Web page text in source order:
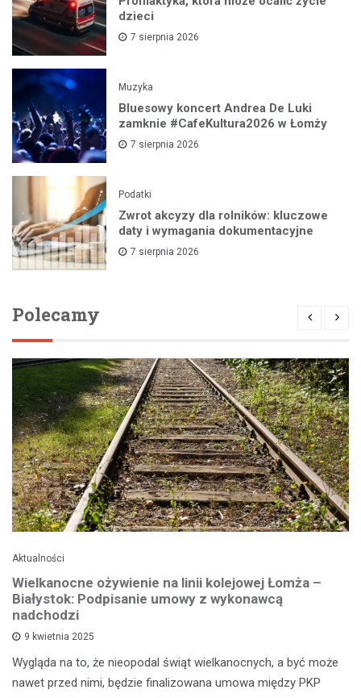
dzieci
7 sierpnia 2026
Muzyka
Bluesowy koncert Andrea De Luki
zamknie #CafeKultura2026 w Łomży
7 sierpnia 2026
Podatki
Zwrot akcyzy dla rolników: kluczowe
daty i wymagania dokumentacyjne
7 sierpnia 2026
Polecamy
Aktualności
Wielkanocne ożywienie na linii kolejowej Łomża –
Białystok: Podpisanie umowy z wykonawcą
nadchodzi
9 kwietnia 2025
Wygląda na to, że nieopodal świąt wielkanocnych, a być może
nawet przed nimi, będzie finalizowana umowa między PKP